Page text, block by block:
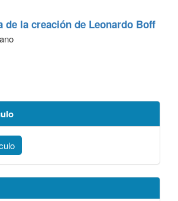
de la creación de Leonardo Boff